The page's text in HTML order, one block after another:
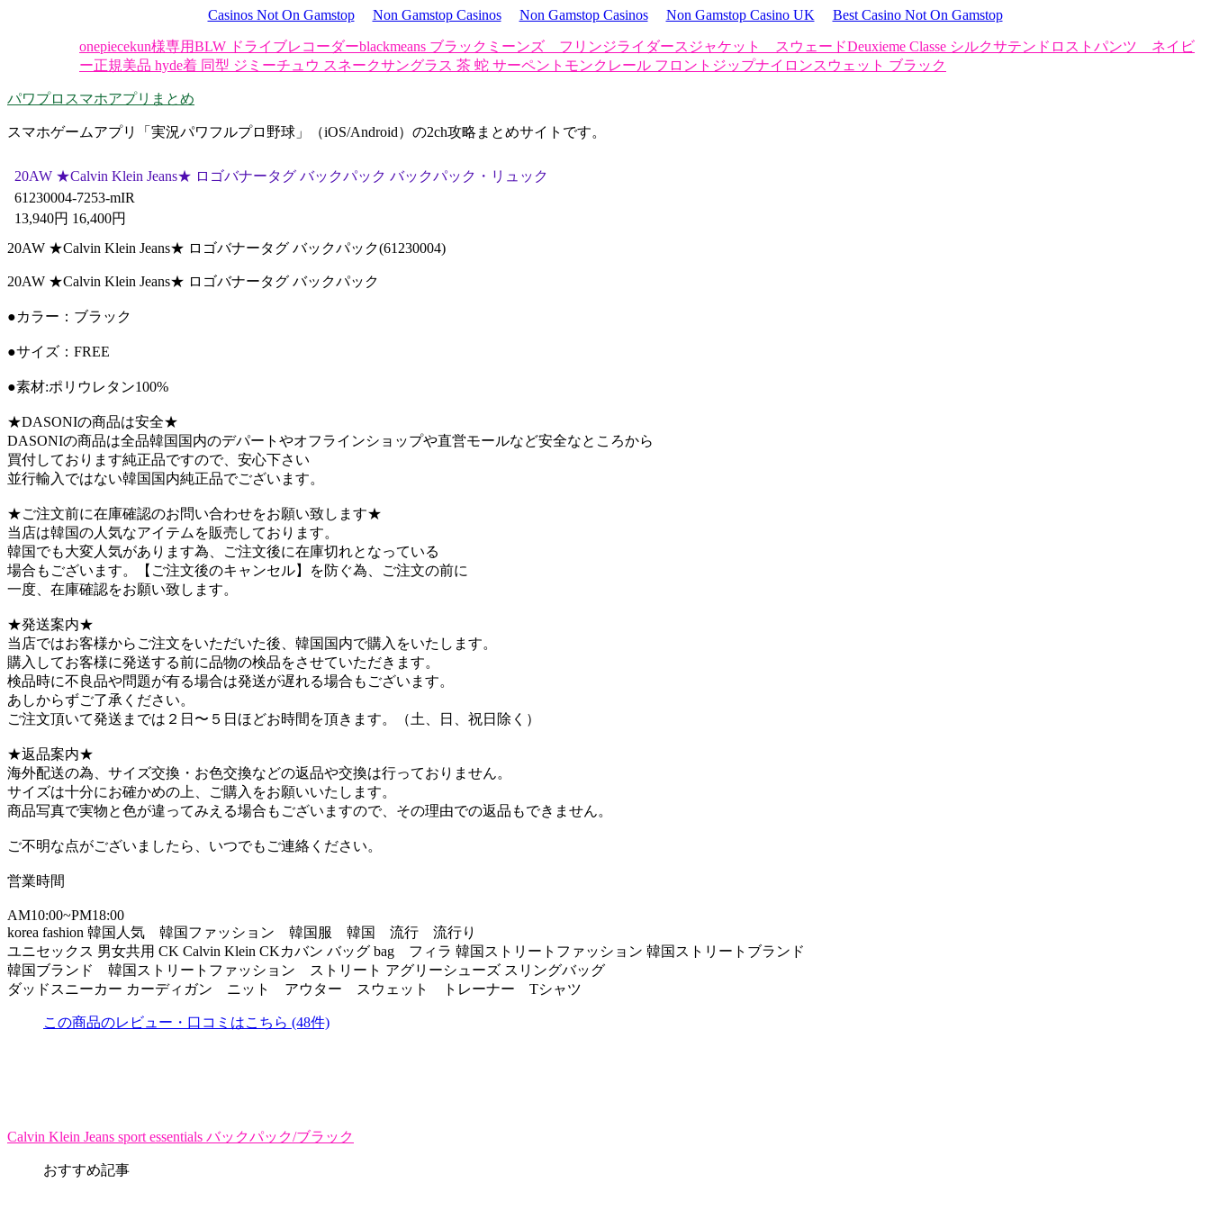
Casinos Not On Gamstop Non Gamstop Casinos Non Gamstop Casinos Non Gamstop Casino UK Best Casino Not On Gamstop
onepiecekun様専用BLW ドライブレコーダーblackmeans ブラックミーンズ フリンジライダースジャケット スウェードDeuxieme Classe シルクサテンドロストパンツ ネイビ
ー正規美品 hyde着 同型 ジミーチュウ スネークサングラス 茶 蛇 サーペント モンクレール フロントジップナイロンスウェット ブラック
パワプロスマホアプリまとめ
スマホゲームアプリ「実況パワフルプロ野球」（iOS/Android）の2ch攻略まとめサイトです。
20AW ★Calvin Klein Jeans★ ロゴバナータグ バックパック バックパック・リュック
61230004-7253-mIR
13,940円 16,400円
20AW ★Calvin Klein Jeans★ ロゴバナータグ バックパック(61230004)
20AW ★Calvin Klein Jeans★ ロゴバナータグ バックパック
●カラー：ブラック
●サイズ：FREE
●素材:ポリウレタン100%
★DASONIの商品は安全★
DASONIの商品は全品韓国国内のデパートやオフラインショップや直営モールなど安全なところから
買付しております純正品ですので、安心下さい
並行輸入ではない韓国国内純正品でございます。
★ご注文前に在庫確認のお問い合わせをお願い致します★
当店は韓国の人気なアイテムを販売しております。
韓国でも大変人気があります為、ご注文後に在庫切れとなっている
場合もございます。【ご注文後のキャンセル】を防ぐ為、ご注文の前に
一度、在庫確認をお願い致します。
★発送案内★
当店ではお客様からご注文をいただいた後、韓国国内で購入をいたします。
購入してお客様に発送する前に品物の検品をさせていただきます。
検品時に不良品や問題が有る場合は発送が遅れる場合もございます。
あしからずご了承ください。
ご注文頂いて発送までは２日〜５日ほどお時間を頂きます。（土、日、祝日除く）
★返品案内★
海外配送の為、サイズ交換・お色交換などの返品や交換は行っておりません。
サイズは十分にお確かめの上、ご購入をお願いいたします。
商品写真で実物と色が違ってみえる場合もございますので、その理由での返品もできません。
ご不明な点がございましたら、いつでもご連絡ください。
営業時間
AM10:00~PM18:00
korea fashion 韓国人気 韓国ファッション 韓国服 韓国 流行 流行り
ユニセックス 男女共用 CK Calvin Klein CKカバン バッグ bag フィラ 韓国ストリートファッション 韓国ストリートブランド
韓国ブランド 韓国ストリートファッション ストリート アグリーシューズ スリングバッグ
ダッドスニーカー カーディガン ニット アウター スウェット トレーナー Tシャツ
この商品のレビュー・口コミはこちら (48件)
Calvin Klein Jeans sport essentials バックパック/ブラック
おすすめ記事